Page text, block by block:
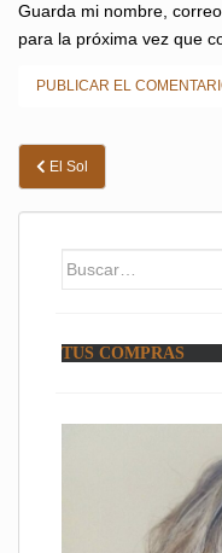
Guarda mi nombre,
para la próxima vez que
Navegación
de
entradas
El Sol
Buscar:
TUS COMPRAS